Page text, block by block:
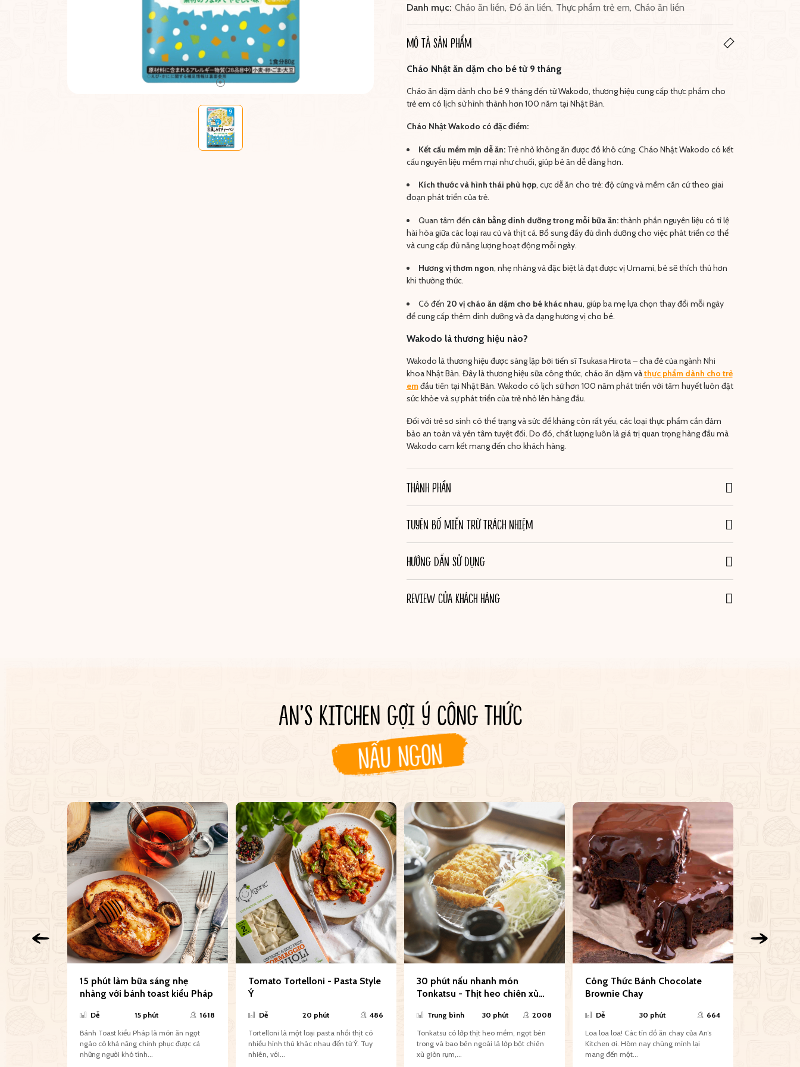
Danh mục: Cháo ăn liền, Đồ ăn liền, Thực phẩm trẻ em, Cháo ăn liền
MÔ TẢ SẢN PHẨM
Cháo Nhật ăn dặm cho bé từ 9 tháng
Cháo ăn dặm dành cho bé 9 tháng đến từ Wakodo, thương hiệu cung cấp thực phẩm cho
trẻ em có lịch sử hình thành hơn 100 năm tại Nhật Bản.
Cháo Nhật Wakodo có đặc điểm:
Kết cấu mềm mịn dễ ăn:Trẻ nhỏ không ăn được đồ khô cứng. Cháo Nhật Wakodo có kết
cấu nguyên liệu mềm mại như chuối, giúp bé ăn dễ dàng hơn.
Kích thước và hình thái phù hợp, cực dễ ăn cho trẻ: độ cứng và mềm căn cứ theo giai
đoạn phát triển của trẻ.
Quan tâm đến cân bằng dinh dưỡng trong mỗi bữa ăn:thành phần nguyên liệu có tỉ lệ
hài hòa giữa các loại rau củ và thịt cá. Bổ sung đầy đủ dinh dưỡng cho việc phát triển cơ thể
và cung cấp đủ năng lượng hoạt động mỗi ngày.
Hương vị thơm ngon, nhẹ nhàng và đặc biệt là đạt được vị Umami, bé sẽ thích thú hơn
khi thưởng thức.
Có đến 20 vị cháo ăn dặm cho bé khác nhau, giúp ba mẹ lựa chọn thay đổi mỗi ngày
để cung cấp thêm dinh dưỡng và đa dạng hương vị cho bé.
Wakodo là thương hiệu nào?
Wakodo là thương hiệu được sáng lập bởi tiến sĩ Tsukasa Hirota – cha đẻ của ngành Nhi
khoa Nhật Bản. Đây là thương hiệu sữa công thức, cháo ăn dặm vàthực phẩm dành cho trẻ
emđầu tiên tại Nhật Bản. Wakodo có lịch sử hơn 100 năm phát triển với tâm huyết luôn đặt
sức khỏe và sự phát triển của trẻ nhỏ lên hàng đầu.
Đối với trẻ sơ sinh có thể trạng và sức đề kháng còn rất yếu, các loại thực phẩm cần đảm
bảo an toàn và yên tâm tuyệt đối. Do đó, chất lượng luôn là giá trị quan trọng hàng đầu mà
Wakodo cam kết mang đến cho khách hàng.
THÀNH PHẦN
TUYÊN BỐ MIỄN TRỪ TRÁCH NHIỆM
HƯỚNG DẪN SỬ DỤNG
REVIEW CỦA KHÁCH HÀNG
AN’S KITCHEN GỢI Ý CÔNG THỨC
NẤU NGON
15 phút làm bữa sáng nhẹ
nhàng với bánh toast kiểu Pháp
Dễ 15 phút 1618
Bánh Toast kiểu Pháp là món ăn ngọt
ngào có khả năng chinh phục được cả
những người khó tính...
Tomato Tortelloni - Pasta Style
Ý
Dễ 20 phút 486
Tortelloni là một loại pasta nhồi thịt có
nhiều hình thù khác nhau đến từ Ý. Tuy
nhiên, với...
30 phút nấu nhanh món
Tonkatsu - Thịt heo chiên xù
Trung bình 30 phút 2008
Tonkatsu có lớp thịt heo mềm, ngọt bên
trong và bao bên ngoài là lớp bột chiên
xù giòn rụm,...
Công Thức Bánh Chocolate
Brownie Chay
Dễ 30 phút 664
Loa loa loa! Các tín đồ ăn chay của An’s
Kitchen ơi. Hôm nay chúng mình lại
mang đến một...